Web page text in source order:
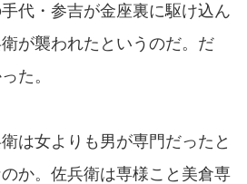
代・参吉が金座裏に駆け込ん
が襲われたというのだ。だ
た。
は女よりも男が専門だったと
か。佐兵衛は専様こと美倉専